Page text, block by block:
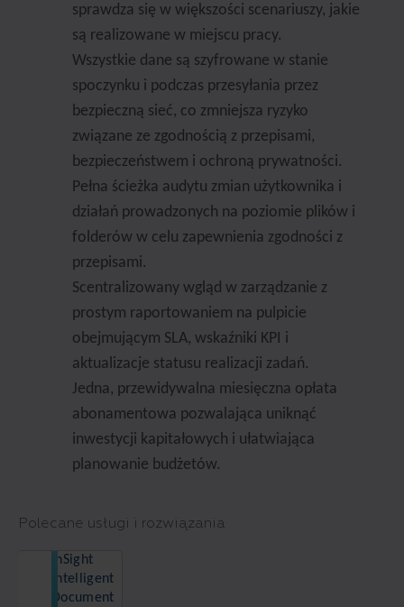
sprawdza się w większości scenariuszy, jakie
są realizowane w miejscu pracy.
Wszystkie dane są szyfrowane w stanie
spoczynku i podczas przesyłania przez
bezpieczną sieć, co zmniejsza ryzyko
związane ze zgodnością z przepisami,
bezpieczeństwem i ochroną prywatności.
Pełna ścieżka audytu zmian użytkownika i
działań prowadzonych na poziomie plików i
folderów w celu zapewnienia zgodności z
przepisami.
Scentralizowany wgląd w zarządzanie z
prostym raportowaniem na pulpicie
obejmującym SLA, wskaźniki KPI i
aktualizacje statusu realizacji zadań.
Jedna, przewidywalna miesięczna opłata
abonamentowa pozwalająca uniknąć
inwestycji kapitałowych i ułatwiająca
planowanie budżetów.
Polecane usługi i rozwiązania
InSight
Intelligent
Document